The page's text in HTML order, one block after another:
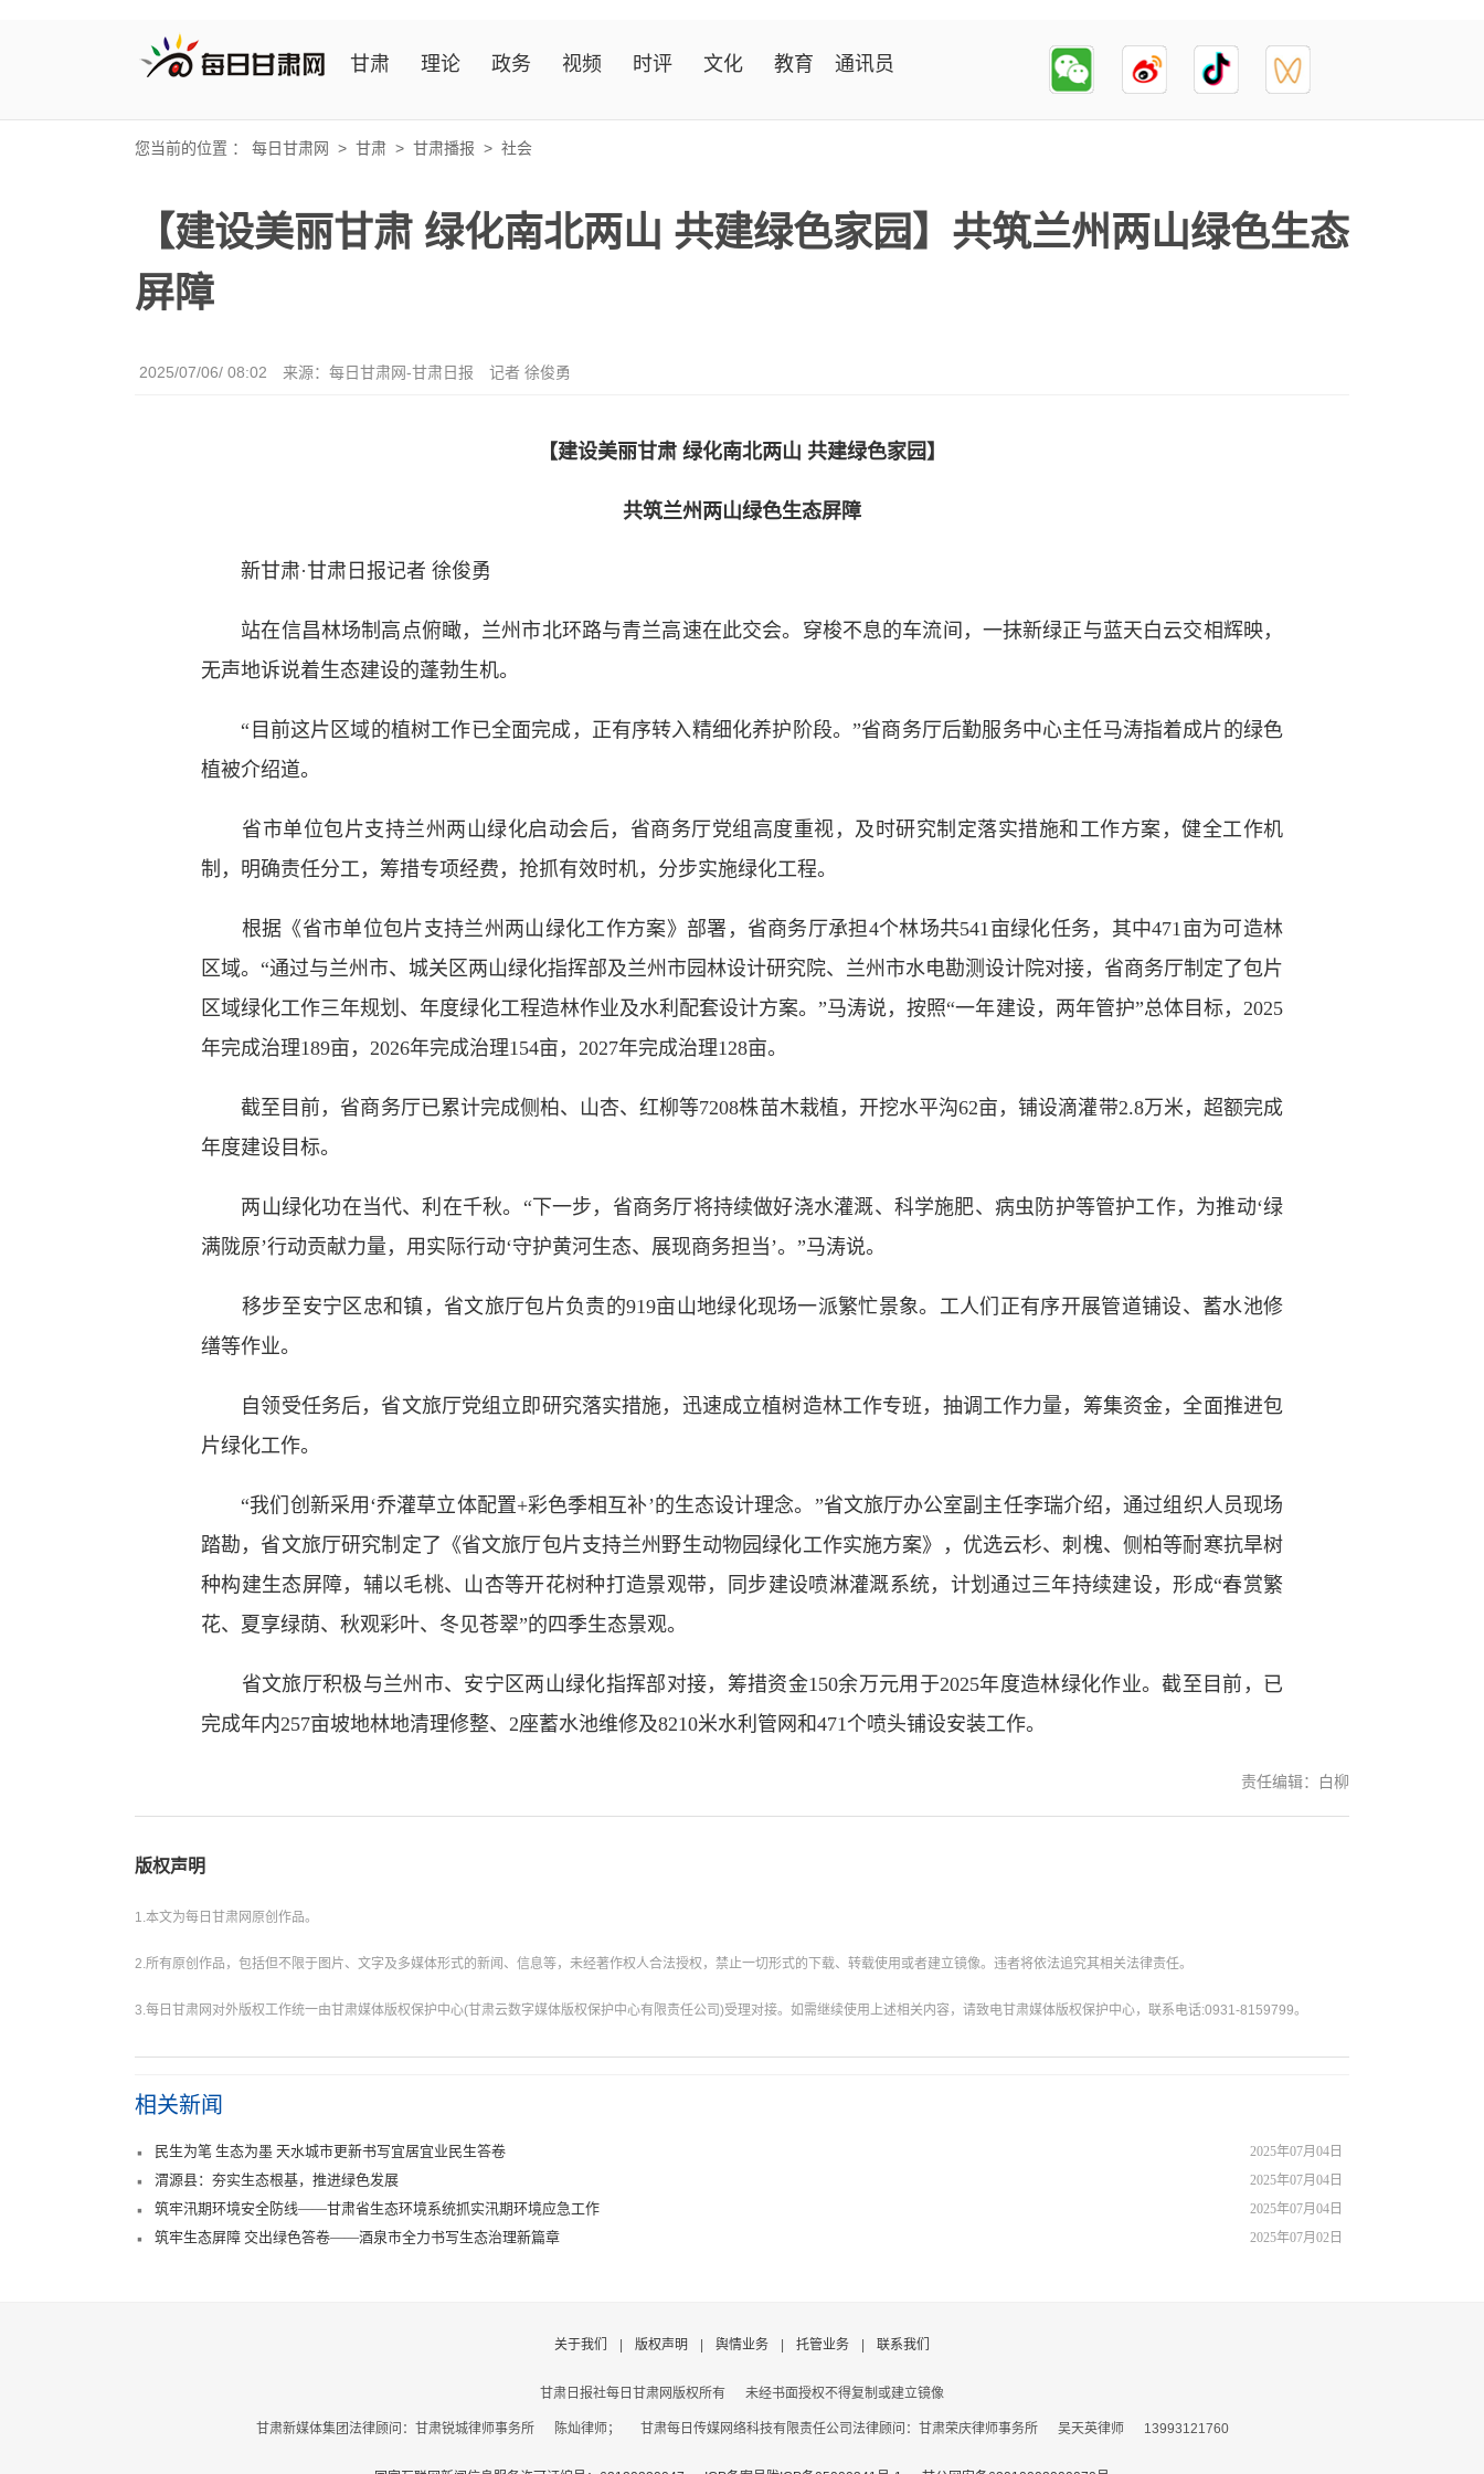
甘肃 理论 政务 视频 时评 文化 教育 通讯员
您当前的位置 ： 每日甘肃网 > 甘肃 > 甘肃播报 > 社会
【建设美丽甘肃 绿化南北两山 共建绿色家园】共筑兰州两山绿色生态
屏障
2025/07/06/ 08:02 来源：每日甘肃网-甘肃日报 记者 徐俊勇
【建设美丽甘肃 绿化南北两山 共建绿色家园】
共筑兰州两山绿色生态屏障
新甘肃·甘肃日报记者 徐俊勇
站在信昌林场制高点俯瞰，兰州市北环路与青兰高速在此交会。穿梭不息的车流间，一抹新绿正与蓝天白云交相辉映，
无声地诉说着生态建设的蓬勃生机。
“目前这片区域的植树工作已全面完成，正有序转入精细化养护阶段。”省商务厅后勤服务中心主任马涛指着成片的绿色
植被介绍道。
省市单位包片支持兰州两山绿化启动会后，省商务厅党组高度重视，及时研究制定落实措施和工作方案，健全工作机
制，明确责任分工，筹措专项经费，抢抓有效时机，分步实施绿化工程。
根据《省市单位包片支持兰州两山绿化工作方案》部署，省商务厅承担4个林场共541亩绿化任务，其中471亩为可造林
区域。“通过与兰州市、城关区两山绿化指挥部及兰州市园林设计研究院、兰州市水电勘测设计院对接，省商务厅制定了包片
区域绿化工作三年规划、年度绿化工程造林作业及水利配套设计方案。”马涛说，按照“一年建设，两年管护”总体目标，2025
年完成治理189亩，2026年完成治理154亩，2027年完成治理128亩。
截至目前，省商务厅已累计完成侧柏、山杏、红柳等7208株苗木栽植，开挖水平沟62亩，铺设滴灌带2.8万米，超额完成
年度建设目标。
两山绿化功在当代、利在千秋。“下一步，省商务厅将持续做好浇水灌溉、科学施肥、病虫防护等管护工作，为推动‘绿
满陇原’行动贡献力量，用实际行动‘守护黄河生态、展现商务担当’。”马涛说。
移步至安宁区忠和镇，省文旅厅包片负责的919亩山地绿化现场一派繁忙景象。工人们正有序开展管道铺设、蓄水池修
缮等作业。
自领受任务后，省文旅厅党组立即研究落实措施，迅速成立植树造林工作专班，抽调工作力量，筹集资金，全面推进包
片绿化工作。
“我们创新采用‘乔灌草立体配置+彩色季相互补’的生态设计理念。”省文旅厅办公室副主任李瑞介绍，通过组织人员现场
踏勘，省文旅厅研究制定了《省文旅厅包片支持兰州野生动物园绿化工作实施方案》，优选云杉、刺槐、侧柏等耐寒抗旱树
种构建生态屏障，辅以毛桃、山杏等开花树种打造景观带，同步建设喷淋灌溉系统，计划通过三年持续建设，形成“春赏繁
花、夏享绿荫、秋观彩叶、冬见苍翠”的四季生态景观。
省文旅厅积极与兰州市、安宁区两山绿化指挥部对接，筹措资金150余万元用于2025年度造林绿化作业。截至目前，已
完成年内257亩坡地林地清理修整、2座蓄水池维修及8210米水利管网和471个喷头铺设安装工作。
责任编辑：白柳
版权声明
1.本文为每日甘肃网原创作品。
2.所有原创作品，包括但不限于图片、文字及多媒体形式的新闻、信息等，未经著作权人合法授权，禁止一切形式的下载、转载使用或者建立镜像。违者将依法追究其相关法律责任。
3.每日甘肃网对外版权工作统一由甘肃媒体版权保护中心(甘肃云数字媒体版权保护中心有限责任公司)受理对接。如需继续使用上述相关内容，请致电甘肃媒体版权保护中心，联系电话:0931-8159799。
相关新闻
2025年07月04日
民生为笔 生态为墨 天水城市更新书写宜居宜业民生答卷
2025年07月04日
渭源县：夯实生态根基，推进绿色发展
2025年07月04日
筑牢汛期环境安全防线——甘肃省生态环境系统抓实汛期环境应急工作
2025年07月02日
筑牢生态屏障 交出绿色答卷——酒泉市全力书写生态治理新篇章
关于我们 版权声明 舆情业务 托管业务 联系我们
甘肃日报社每日甘肃网版权所有 未经书面授权不得复制或建立镜像
甘肃新媒体集团法律顾问：甘肃锐城律师事务所 陈灿律师； 甘肃每日传媒网络科技有限责任公司法律顾问：甘肃荣庆律师事务所 吴天英律师 13993121760